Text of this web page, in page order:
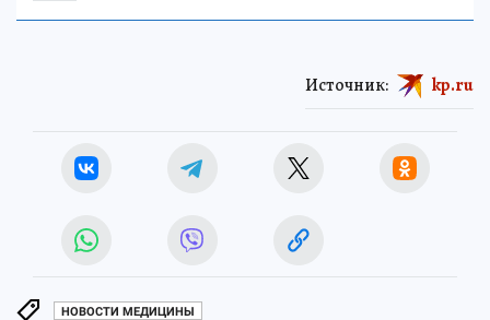
Источник: kp.ru
НОВОСТИ МЕДИЦИНЫ